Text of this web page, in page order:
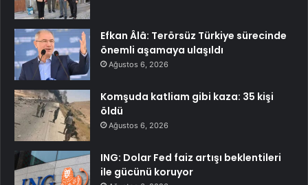
Efkan Âlâ: Terörsüz Türkiye sürecinde
önemli aşamaya ulaşıldı
Ağustos 6, 2026
Komşuda katliam gibi kaza: 35 kişi
öldü
Ağustos 6, 2026
ING: Dolar Fed faiz artışı beklentileri
ile gücünü koruyor